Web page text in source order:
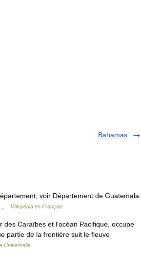
Bahamas
voir Département de Guatemala.
…
Wikipédia en Français
Caraïbes et l’océan Pacifique, occupe
partie de la frontière suit le fleuve
Universelle